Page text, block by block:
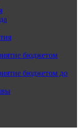
бюджетом
бюджетом до